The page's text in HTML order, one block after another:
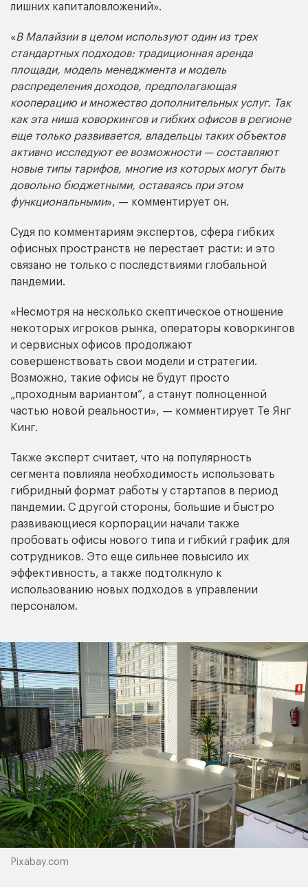
лишних капиталовложений».
«В Малайзии в целом используют один из трех
стандартных подходов: традиционная аренда
площади, модель менеджмента и модель
распределения доходов, предполагающая
кооперацию и множество дополнительных услуг. Так
как эта ниша коворкингов и гибких офисов в регионе
еще только развивается, владельцы таких объектов
активно исследуют ее возможности — составляют
новые типы тарифов, многие из которых могут быть
довольно бюджетными, оставаясь при этом
функциональными», — комментирует он.
Судя по комментариям экспертов, сфера гибких
офисных пространств не перестает расти: и это
связано не только с последствиями глобальной
пандемии.
«Несмотря на несколько скептическое отношение
некоторых игроков рынка, операторы коворкингов
и сервисных офисов продолжают
совершенствовать свои модели и стратегии.
Возможно, такие офисы не будут просто
„проходным вариантом“, а станут полноценной
частью новой реальности», — комментирует Те Янг
Кинг.
Также эксперт считает, что на популярность
сегмента повлияла необходимость использовать
гибридный формат работы у стартапов в период
пандемии. С другой стороны, большие и быстро
развивающиеся корпорации начали также
пробовать офисы нового типа и гибкий график для
сотрудников. Это еще сильнее повысило их
эффективность, а также подтолкнуло к
использованию новых подходов в управлении
персоналом.
Pixabay.com